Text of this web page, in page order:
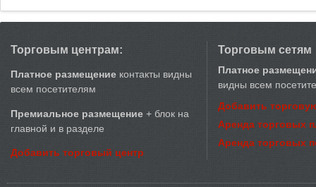
Торговым центрам:
Платное размещение контакты видны
всем посетителям
Премиальное размещение + блок на
главной и в разделе
Добавить торговый центр
Торговым сетям
Платное
видны всем
Добавить
Аренда торговых
Аренда торговых